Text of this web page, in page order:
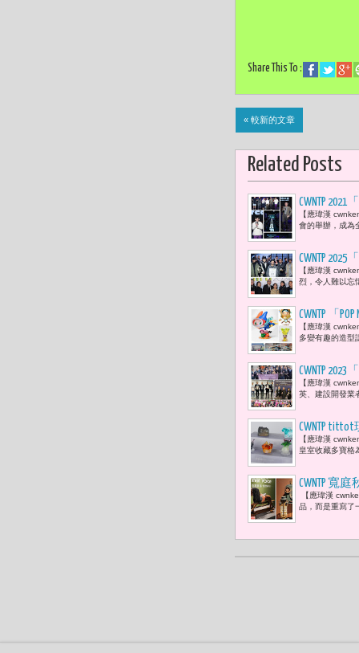
Share This To :
« 較新的文章
Related Posts
CWNTP
精準媒合
【應瑋漢
會的舉辦，成為
CWNTP
從平面圖
【應瑋漢
烈，令人難以忘
CWNTP 「
【應瑋漢
多變有趣的造型
CWNTP
價值與資
【應瑋漢
英、建設開發業
CWNTP
【應瑋漢
皇室收藏多寶格
CWNTP 寬
【應瑋漢
品，而是重寫了